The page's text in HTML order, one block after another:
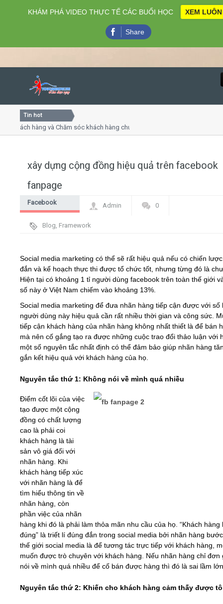
Close
Home
Kiến thức
Tìm kiếm
Tin hot
hàng và Chăm sóc khách hàng chuyên nghiệp
xây dựng cộng đồng hiệu quả trên facebook
fanpage
Facebook
Admin 0
Blog, Framework
Social media marketing có thể sẽ rất hiệu quả nếu có chiến
đắn và kế hoạch thực thi được tổ chức tốt, nhưng từng đó là
Hiện tại có khoảng 1 tỉ người dùng facebook trên toàn thế giới
số này ở Việt Nam chiếm vào khoảng 13%.
Social media marketing để đưa nhãn hàng tiếp cận được với số
người dùng này hiệu quả cần rất nhiều thời gian và công sức.
tiếp cận khách hàng của nhãn hàng không nhất thiết là để bán
mà nên cố gắng tạo ra được những cuộc trao đổi thảo luận với
một số nguyên tắc nhất định có thể đảm bảo giúp nhãn hàng
gắn kết hiệu quả với khách hàng của họ.
Nguyên tắc thứ 1: Không nói về mình quá nhiều
Điểm cốt lõi của việc
tạo được một cộng
đồng có chất lượng
cao là phải coi
khách hàng là tài
sản vô giá đối với
nhãn hàng. Khi
khách hàng tiếp xúc
với nhãn hàng là để
tìm hiểu thông tin về
nhãn hàng, còn
phần việc của nhãn
hàng khi đó là phải làm thỏa mãn nhu cầu của họ. “Khách hàng
đúng” là triết lí đúng đắn trong social media bởi nhãn hàng
thế giới social media là để tương tác trực tiếp với khách hàng,
muốn được trò chuyên với khách hàng. Nếu nhãn hàng chỉ đơn
nói về mình quá nhiều để cố bán được hàng thì đó là sai lầm
Nguyên tắc thứ 2: Khiến cho khách hàng cảm thấy được
KHÁM PHÁ VIDEO THỰC TẾ CÁC BUỔI HỌC XEM LUÔN
Share